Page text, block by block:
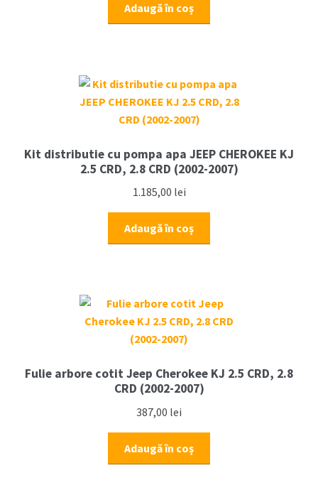
Adaugă în coș
Kit distributie cu pompa apa JEEP CHEROKEE KJ
2.5 CRD, 2.8 CRD (2002-2007)
1.185,00 lei
Adaugă în coș
Fulie arbore cotit Jeep Cherokee KJ 2.5 CRD, 2.8
CRD (2002-2007)
387,00 lei
Adaugă în coș